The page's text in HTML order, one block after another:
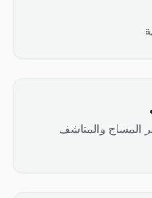
المساج والمناشف